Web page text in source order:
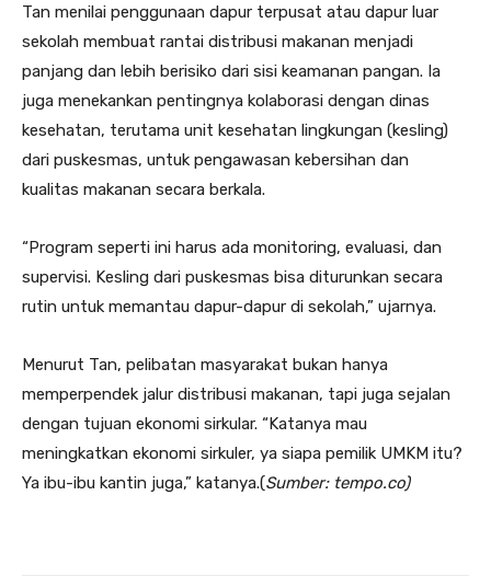
Tan menilai penggunaan dapur terpusat atau dapur luar
sekolah membuat rantai distribusi makanan menjadi
panjang dan lebih berisiko dari sisi keamanan pangan. Ia
juga menekankan pentingnya kolaborasi dengan dinas
kesehatan, terutama unit kesehatan lingkungan (kesling)
dari puskesmas, untuk pengawasan kebersihan dan
kualitas makanan secara berkala.
“Program seperti ini harus ada monitoring, evaluasi, dan
supervisi. Kesling dari puskesmas bisa diturunkan secara
rutin untuk memantau dapur-dapur di sekolah,” ujarnya.
Menurut Tan, pelibatan masyarakat bukan hanya
memperpendek jalur distribusi makanan, tapi juga sejalan
dengan tujuan ekonomi sirkular. “Katanya mau
meningkatkan ekonomi sirkuler, ya siapa pemilik UMKM itu?
Ya ibu-ibu kantin juga,” katanya.(Sumber: tempo.co)